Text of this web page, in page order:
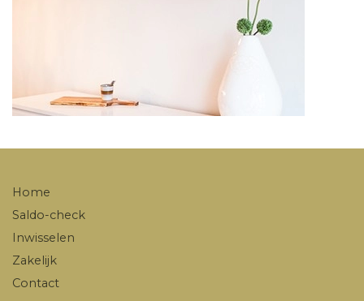
Home
Saldo-check
Inwisselen
Zakelijk
Contact